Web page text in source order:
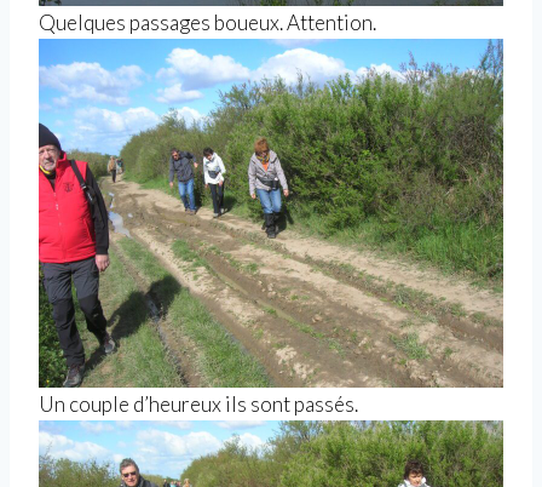
Quelques passages boueux. Attention.
Un couple d’heureux ils sont passés.